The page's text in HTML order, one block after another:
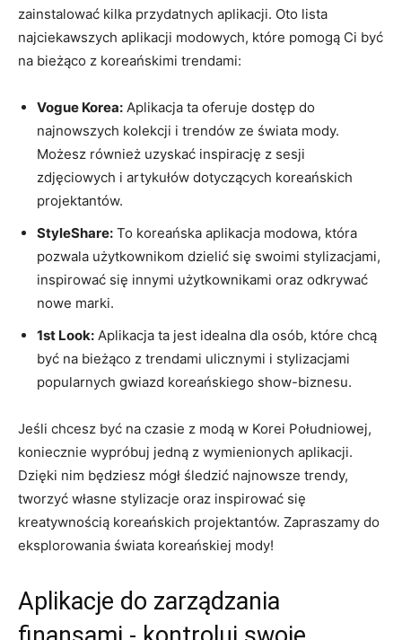
zainstalować kilka ⁢przydatnych aplikacji.⁤ Oto lista
⁤najciekawszych aplikacji modowych, ⁤które pomogą Ci ⁢być
na bieżąco ​z koreańskimi trendami:
Vogue Korea: ⁢Aplikacja ta⁣ oferuje ⁢dostęp ⁤do
najnowszych ⁢kolekcji ‍i trendów ze świata ​mody. ​
Możesz również⁢ uzyskać‌ inspirację z sesji
zdjęciowych i artykułów‍ dotyczących koreańskich​
projektantów.
StyleShare: To koreańska aplikacja modowa, która
pozwala użytkownikom dzielić⁣ się swoimi‌ stylizacjami,​
inspirować się innymi użytkownikami oraz odkrywać
⁤nowe marki.
1st‍ Look: Aplikacja ‌ta jest⁣ idealna‍ dla⁤ osób, które chcą
być⁣ na bieżąco z trendami ulicznymi i​ stylizacjami
popularnych ⁤gwiazd ⁤koreańskiego⁤ show-biznesu.
Jeśli chcesz‍ być na czasie z⁣ modą w Korei Południowej,
koniecznie wypróbuj jedną z wymienionych aplikacji.⁢
Dzięki nim ‍będziesz ⁢mógł śledzić najnowsze ⁤trendy,
tworzyć ⁣własne⁢ stylizacje oraz inspirować się
⁣kreatywnością⁣ koreańskich ​projektantów. Zapraszamy do
eksplorowania świata koreańskiej mody!
Aplikacje ‍do⁢ zarządzania